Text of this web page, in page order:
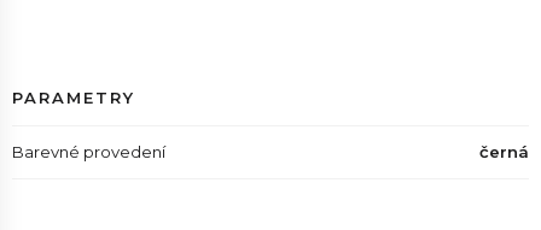
PARAMETRY
Barevné provedení černá